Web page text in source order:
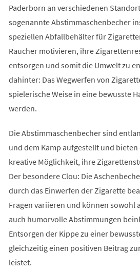
Paderborn an verschiedenen
sogenannte Abstimmaschenbecher
speziellen Abfallbehälter für
Raucher motivieren, ihre
entsorgen und somit die Umwelt zu
dahinter: Das Wegwerfen von
spielerische Weise in eine bewusste
werden.
Die Abstimmaschenbecher sind
und dem Kamp aufgestellt und
kreative Möglichkeit, ihre
Der besondere Clou: Die
durch das Einwerfen der Zigarette
Fragen variieren und können sowohl
auch humorvolle Abstimmungen
Entsorgen der Kippe zu einer
gleichzeitig einen positiven Beitrag
leistet.